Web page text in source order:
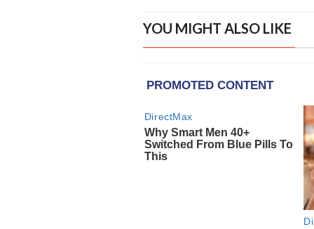
YOU MIGHT ALSO LIKE